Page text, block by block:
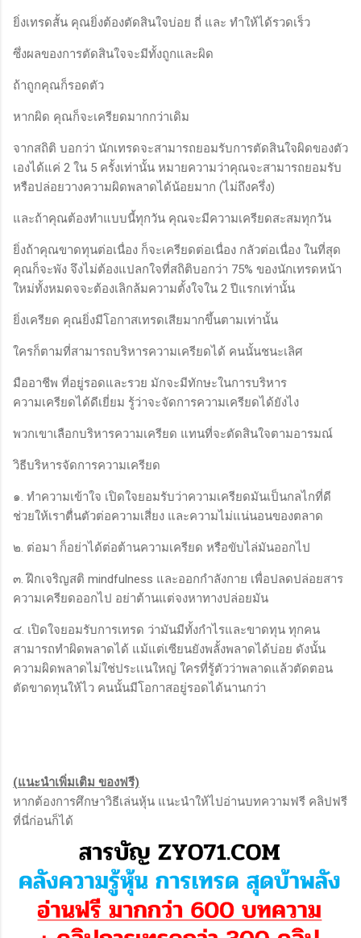
ยิ่งเทรดสั้น คุณยิ่งต้องตัดสินใจบ่อย ถี่ และ ทำให้ได้รวดเร็ว
ซึ่งผลของการตัดสินใจจะมีทั้งถูกและผิด
ถ้าถูกคุณก็รอดตัว
หากผิด คุณก็จะเครียดมากกว่าเดิม
จากสถิติ บอกว่า นักเทรดจะสามารถยอมรับการตัดสินใจผิดของตัว
เองได้แค่ 2 ใน 5 ครั้งเท่านั้น หมายความว่าคุณจะสามารถยอมรับ
หรือปล่อยวางความผิดพลาดได้น้อยมาก (ไม่ถึงครึ่ง)
และถ้าคุณต้องทำแบบนี้ทุกวัน คุณจะมีความเครียดสะสมทุกวัน
ยิ่งถ้าคุณขาดทุนต่อเนื่อง ก็จะเครียดต่อเนื่อง กลัวต่อเนื่อง ในที่สุด
คุณก็จะพัง จึงไม่ต้องแปลกใจที่สถิติบอกว่า 75% ของนักเทรดหน้า
ใหม่ทั้งหมดจจะต้องเลิกล้มความตั้งใจใน 2 ปีแรกเท่านั้น
ยิ่งเครียด คุณยิ่งมีโอกาสเทรดเสียมากขึ้นตามเท่านั้น
ใครก็ตามที่สามารถบริหารความเครียดได้ คนนั้นชนะเลิศ
มืออาชีพ ที่อยู่รอดและรวย มักจะมีทักษะในการบริหาร
ความเครียดได้ดีเยี่ยม รู้ว่าจะจัดการความเครียดได้ยังไง
พวกเขาเลือกบริหารความเครียด แทนที่จะตัดสินใจตามอารมณ์
วิธีบริหารจัดการความเครียด
๑. ทำความเข้าใจ เปิดใจยอมรับว่าความเครียดมันเป็นกลไกที่ดี
ช่วยให้เราตื่นตัวต่อความเสี่ยง และความไม่แน่นอนของตลาด
๒. ต่อมา ก็อย่าได้ต่อต้านความเครียด หรือขับไล่มันออกไป
๓. ฝึกเจริญสติ mindfulness และออกกำลังกาย เพื่อปลดปล่อยสาร
ความเครียดออกไป อย่าต้านแต่จงหาทางปล่อยมัน
๔. เปิดใจยอมรับการเทรด ว่ามันมีทั้งกำไรและขาดทุน ทุกคน
สามารถทำผิดพลาดได้ แม้แต่เซียนยังพลั้งพลาดได้บ่อย ดังนั้น
ความผิดพลาดไม่ใช่ประเเนใหญ่ ใครที่รู้ตัวว่าพลาดแล้วตัดตอน
ตัดขาดทุนให้ไว คนนั้นมีโอกาสอยู่รอดได้นานกว่า
(แนะนำเพิ่มเติม ของฟรี)
หากต้องการศึกษาวิธีเล่นหุ้น แนะนำให้ไปอ่านบทความฟรี คลิปฟรี
ที่นี่ก่อนก็ได้